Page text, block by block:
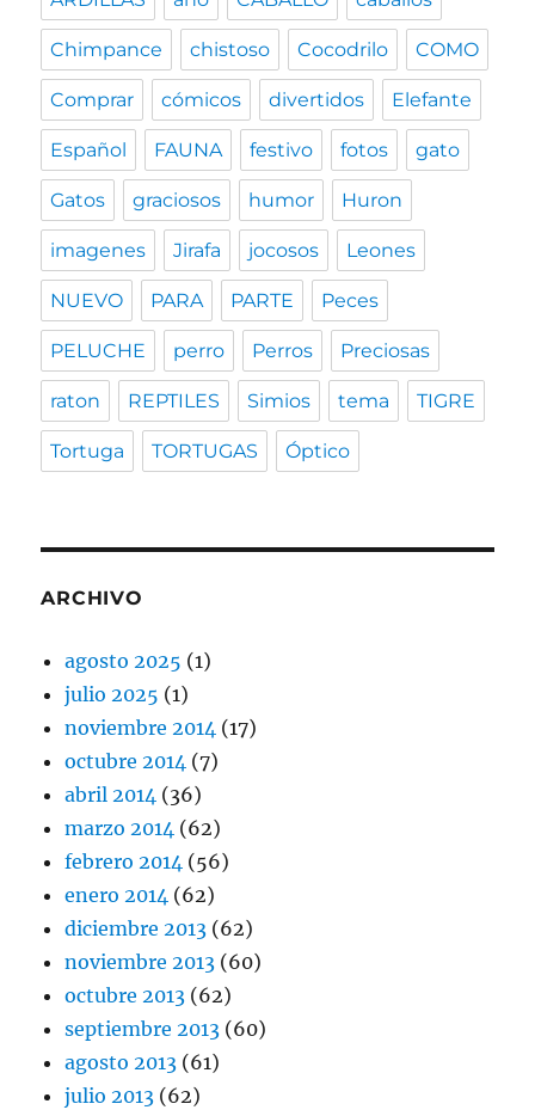
Chimpance chistoso Cocodrilo COMO
Comprar cómicos divertidos Elefante
Español FAUNA festivo fotos gato
Gatos graciosos humor Huron
imagenes Jirafa jocosos Leones
NUEVO PARA PARTE Peces
PELUCHE perro Perros Preciosas
raton REPTILES Simios tema TIGRE
Tortuga TORTUGAS Óptico
ARCHIVO
agosto 2025 (1)
julio 2025 (1)
noviembre 2014 (17)
octubre 2014 (7)
abril 2014 (36)
marzo 2014 (62)
febrero 2014 (56)
enero 2014 (62)
diciembre 2013 (62)
noviembre 2013 (60)
octubre 2013 (62)
septiembre 2013 (60)
agosto 2013 (61)
julio 2013 (62)